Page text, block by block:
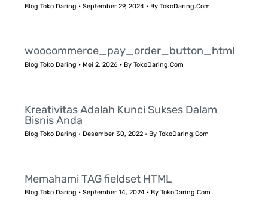
Blog Toko Daring •September 29, 2024 • ByTokoDaring.Com
woocommerce_pay_order_button_html
Blog Toko Daring • Mei 2, 2026 • ByTokoDaring.Com
Kreativitas Adalah Kunci Sukses Dalam
Bisnis Anda
Blog Toko Daring • Desember 30, 2022 • ByTokoDaring.Com
Memahami TAG fieldset HTML
Blog Toko Daring •September 14, 2024 • ByTokoDaring.Com